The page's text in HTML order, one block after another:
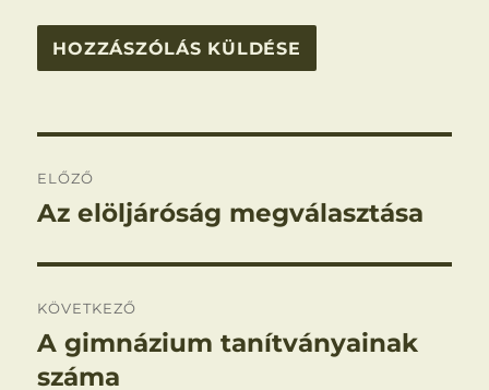
navigáció
ELŐZŐ
Korábbi
Az elöljáróság megválasztása
KÖVETKEZŐ
Következő
bejegyzés:
A gimnázium tanítványainak
száma